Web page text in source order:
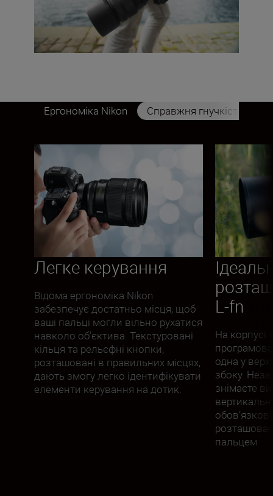
Ергономіка Nikon Справжня гнучкість
Легке керування
Відома ергономіка Nikon
забезпечує достатньо місця, щоб
ваші пальці могли вільно рухатися
навколо об’єктива. Текстуровані
кільця та рельєфні кнопки,
розташовані в правильних місцях,
дають змогу легко ідентифікувати
елементи керування на дотик.
L-fn
На корпусі
одна у
збоку.
знімаєте
пальцем.